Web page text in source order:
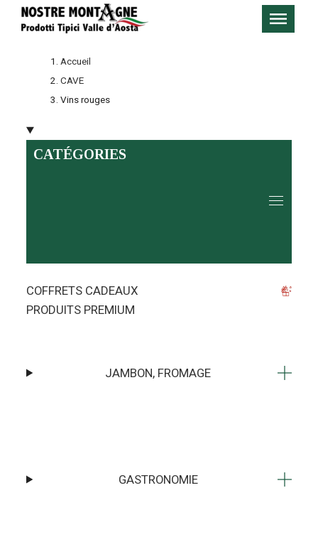
Accueil
CAVE
Vins rouges
CATÉGORIES
COFFRETS CADEAUX
PRODUITS PREMIUM
JAMBON, FROMAGE
GASTRONOMIE